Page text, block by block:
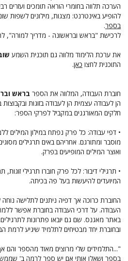
הערכה תלווה בחומרי הוראה תומכים ועזרים
להופיע באינטרנט: מצגות, מילונים לשפות
בספר.
לרכישת "בראש ובראשונה - מדריך למורה",
את ערכת הלימוד מלווה גם תוכנית השמע
התוכנית לחצו כאן.
חוברת העבודה, המלווה את הספר בראש
הן לעבודה עצמית הן לעבודה בזוגות
חלקים המאורגנים במקביל לפרקי הספר:
• דפי עבודה: כל פרק נפתח במילון המילים
מוסבר ומתורגם. אחריהם באים תרגילים
ואוצר המילים המופיעים בפרק.
• תרגילי דיבור: לכל פרק חוברו תרגילי זוגות,
המיועדים להיעשות בעל פה בכיתה.
החוברת כרוכה אך דפיה ניתנים לתלישה
העבודה. על דרכי העבודה בחוברת אפשר
באתר מאגנס. שם גם יובאו פתרונות
ובחוברת יחד מבטיחים לתלמיד שיגיע לרמת
"...התלמידים שלי מרוצים מאוד מהספר והם
בספר ושאלו אותי אם יש ספר לרמה ב'